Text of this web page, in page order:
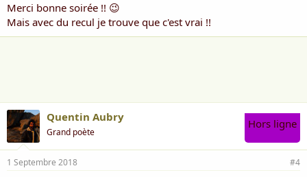
Merci bonne soirée !! 😉
Mais avec du recul je trouve que c'est vrai !!
Quentin Aubry
Grand poète
Hors ligne
1 Septembre 2018 #4